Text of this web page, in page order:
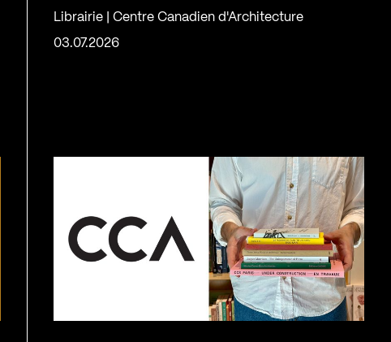
Librairie | Centre Canadien d'Architecture
03.07.2026